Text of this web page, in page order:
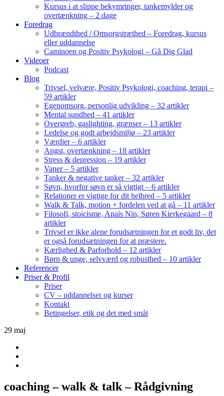
Kursus i at slippe bekymringer, tankemylder og
overtænkning – 2 dage
Foredrag
Udbrændthed / Omsorgstræthed – Foredrag, kursus
eller uddannelse
Caminoen og Positiv Psykologi – Gå Dig Glad
Videoer
Podcast
Blog
Trivsel, velvære, Positiv Psykologi, coaching, terapi –
59 artikler
Egenomsorg, personlig udvikling – 32 artikler
Mental sundhed – 41 artikler
Overgreb, gaslighting, grænser – 13 artikler
Ledelse og godt arbejdsmiljø – 23 artikler
Værdier – 6 artikler
Angst, overtænkning – 18 artikler
Stress & depression – 19 artikler
Vaner – 5 artikler
Tanker & negative tanker – 32 artikler
Søvn, hvorfor søvn er så vigtigt – 6 artikler
Relationer er vigtige for dit helbred – 5 artikler
Walk & Talk, motion + fordelen ved at gå – 11 artikler
Filosofi, stoicisme, Anaïs Nin, Søren Kierkegaard – 8
artikler
Trivsel er ikke alene forudsætningen for et godt liv, det
er også forudsætningen for at præstere.
Kærlighed & Parforhold – 12 artikler
Børn & unge, selvværd og robusthed – 10 artikler
Referencer
Priser & Profil
Priser
CV – uddannelser og kurser
Kontakt
Betingelser, etik og det med småt
29 maj
coaching – walk & talk – Rådgivning